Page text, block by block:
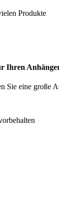
Produkte
Ihren
Sie eine große